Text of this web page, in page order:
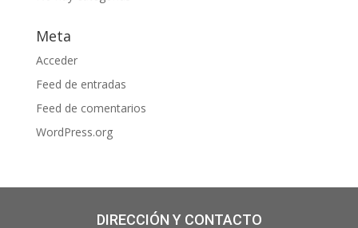
Meta
Acceder
Feed de entradas
Feed de comentarios
WordPress.org
DIRECCIÓN Y CONTACTO